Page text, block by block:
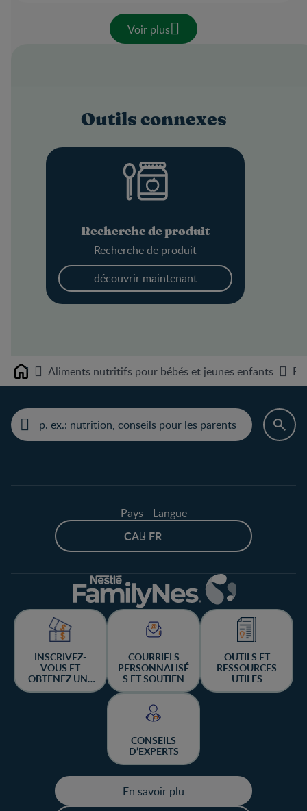
Voir plus
Outils connexes
Recherche de produit
Recherche de produit
découvrir maintenant
Home Aliments nutritifs pour bébés et jeunes enfants
Pays - Langue
CA - FR
INSCRIVEZ-
VOUS ET
OBTENEZ UNE
CHANCE DE
COURRIELS
PERSONNALISÉ
S ET SOUTIEN
OUTILS ET
RESSOURCES
UTILES
CONSEILS
D’EXPERTS
En savoir plu